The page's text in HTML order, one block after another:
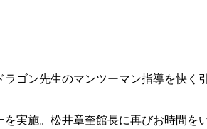
ラゴン先生のマンツーマン指導を快く
実施。松井章奎館長に再びお時間